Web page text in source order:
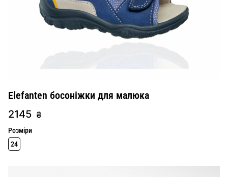
Elefanten босоніжки для малюка
2145 ₴
Розміри
24